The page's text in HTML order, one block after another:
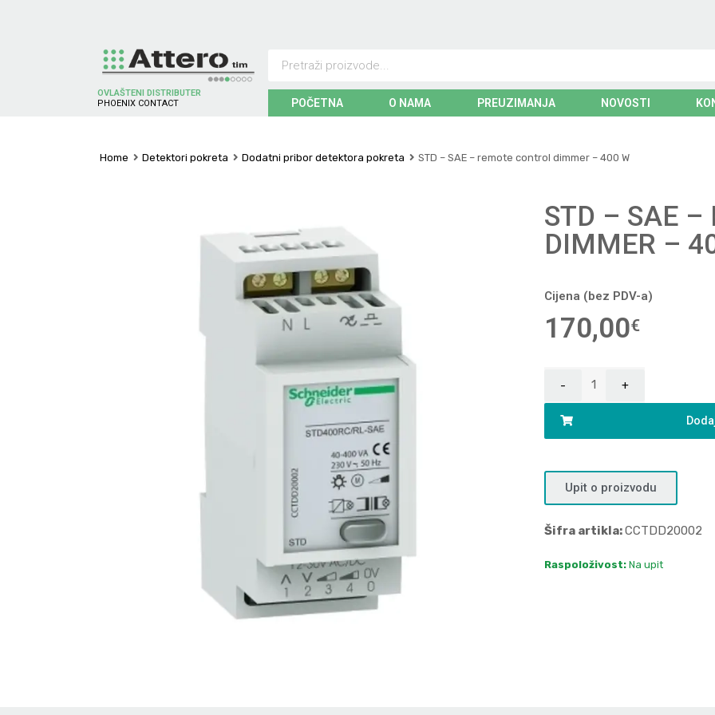
OVLAŠTENI DISTRIBUTER
P H O EN X CO NTACT POČETNA O NAMA PREUZIMANJA NOVOSTI
Home Detektori pokreta Dodatni pribor detektora pokreta STD – SAE – remote control dimmer – 400 W
STD – SAE –
DIMMER –
Cijena (bez PDV-a)
170,00€
Upit o proizvodu
Šifra artikla:CCTDD20002
Raspoloživost: Na upit